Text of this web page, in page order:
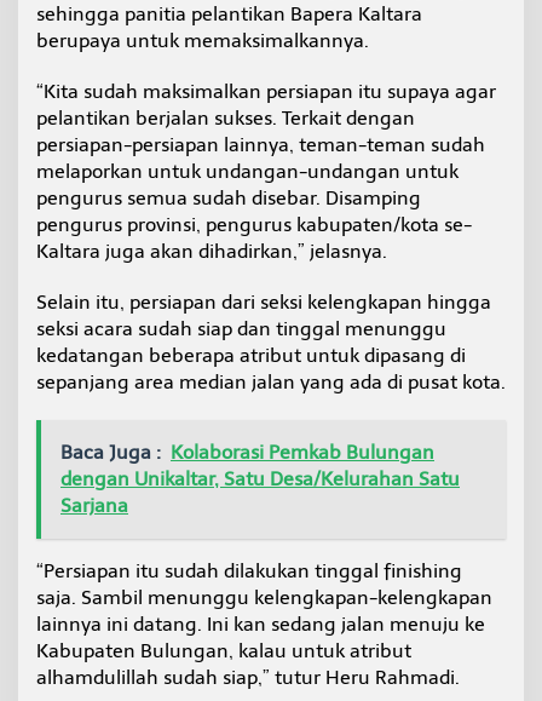
sehingga panitia pelantikan Bapera Kaltara
berupaya untuk memaksimalkannya.
“Kita sudah maksimalkan persiapan itu supaya agar
pelantikan berjalan sukses. Terkait dengan
persiapan-persiapan lainnya, teman-teman sudah
melaporkan untuk undangan-undangan untuk
pengurus semua sudah disebar. Disamping
pengurus provinsi, pengurus kabupaten/kota se-
Kaltara juga akan dihadirkan,” jelasnya.
Selain itu, persiapan dari seksi kelengkapan hingga
seksi acara sudah siap dan tinggal menunggu
kedatangan beberapa atribut untuk dipasang di
sepanjang area median jalan yang ada di pusat kota.
Baca Juga : Kolaborasi Pemkab Bulungan
dengan Unikaltar, Satu Desa/Kelurahan Satu
Sarjana
“Persiapan itu sudah dilakukan tinggal finishing
saja. Sambil menunggu kelengkapan-kelengkapan
lainnya ini datang. Ini kan sedang jalan menuju ke
Kabupaten Bulungan, kalau untuk atribut
alhamdulillah sudah siap,” tutur Heru Rahmadi.